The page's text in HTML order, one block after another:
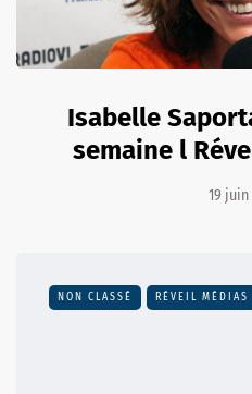
Isabelle
semaine l
19 juin
NON CLASSÉ RÉVEIL MÉDIAS